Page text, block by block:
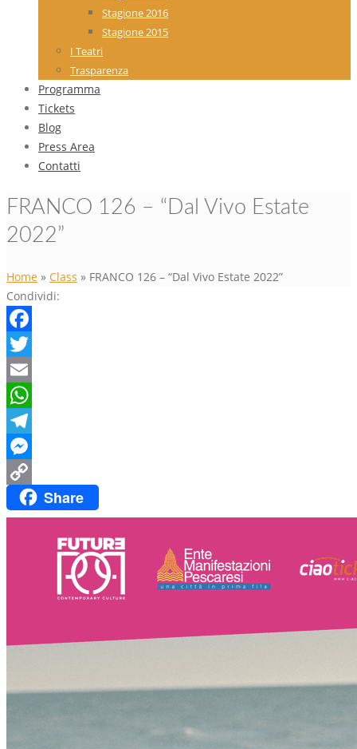
Stagione 2016
Stagione 2015
I Teatri
Trasparenza
Programma
Tickets
Blog
Press Area
Contatti
FRANCO 126 – “Dal Vivo Estate
2022”
Home » Class » FRANCO 126 – “Dal Vivo Estate 2022”
Condividi:
Facebook
Twitter
Email
WhatsApp
Telegram
Messenger
Copy
Link
Share